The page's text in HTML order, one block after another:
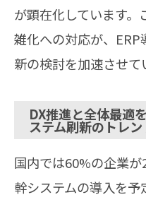
が顕在化しています
雑化への対応が、
新の検討を加速させて
DX推進と全体最適
ステム刷新のトレン
国内では60%の企業
幹システムの導入を予